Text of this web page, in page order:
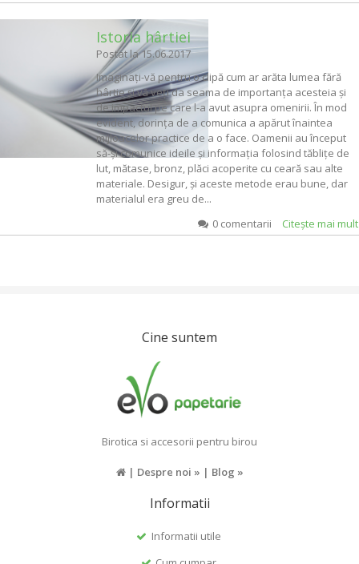
Istoria hârtiei
Postat la15.06.2017
Imaginaţi-vă pentru o clipă cum ar arăta lumea fără
hârtie şi vă veţi da seama de importanţa acesteia şi
de impactul pe care l-a avut asupra omenirii. În mod
evident, dorinţa de a comunica a apărut înaintea
mijloacelor practice de a o face. Oamenii au început
să-şi comunice ideile şi informaţia folosind tăbliţe de
lut, mătase, bronz, plăci acoperite cu ceară sau alte
materiale. Desigur, şi aceste metode erau bune, dar
materialul era greu de...
0 comentarii
Citeşte mai
Cine suntem
Birotica si accesorii pentru birou
| Despre noi » | Blog »
Informatii
Informatii utile